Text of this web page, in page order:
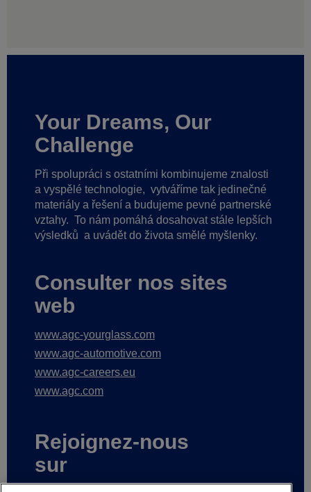
Your Dreams, Our
Challenge
Při spolupráci s ostatními kombinujeme znalosti
a vyspělé technologie, vytváříme tak jedinečné
materiály a řešení a budujeme pevné partnerské
vztahy. To nám pomáhá dosahovat stále lepších
výsledků a uvádět do života smělé myšlenky.
Consulter nos sites
web
www.agc-yourglass.com
www.agc-automotive.com
www.agc-careers.eu
www.agc.com
Rejoignez-nous
sur